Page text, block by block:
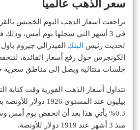
سعر الذهب عالمياً
تراجعت أسعار الذهب اليوم الخميس
في 3 أشهر التي سجلها يوم أمس،
لحديث رئيس
البنك الفيدرالي جيروم
الكونجرس حول رفع أسعار الفائدة،
جلسات متتالية ويصل إلى مناطق سعرية
تتداول أسعار الذهب الفورية وقت كتابة
بيليون عند المستوى
0.3% يأتي هذا بعد أن انخفض يوم
منذ 3 أشهر عند 1919 دولار للأونصة.